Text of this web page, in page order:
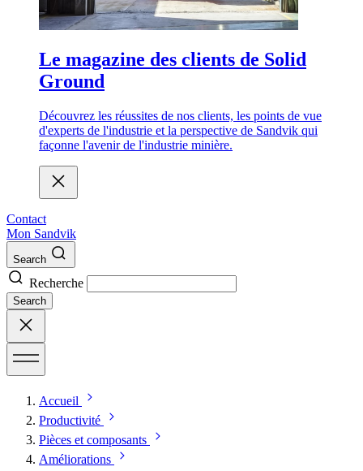
Le magazine des clients de Solid
Ground
Découvrez les réussites de nos clients, les points de vue
d'experts de l'industrie et la perspective de Sandvik qui
façonne l'avenir de l'industrie minière.
Contact
Mon Sandvik
Search
Recherche
Search
Accueil
Productivité
Pièces et composants
Améliorations